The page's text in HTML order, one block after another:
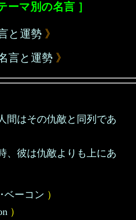
ーマ別の名言 ］
と運勢 》
言と運勢 》
間はその仇敵と同列であ
、彼は仇敵よりも上にあ
ベーコン ）
）